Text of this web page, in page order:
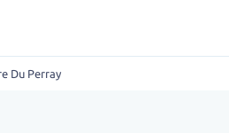
Du Perray